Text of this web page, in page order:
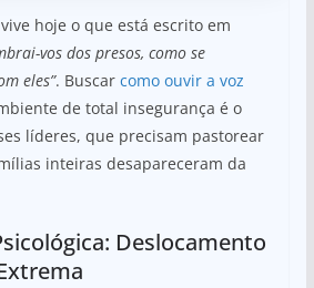
hoje o que está escrito em
vos dos presos, como se
eles”. Buscar como ouvir a voz
de total insegurança é o
líderes, que precisam pastorear
inteiras desapareceram da
Deslocamento